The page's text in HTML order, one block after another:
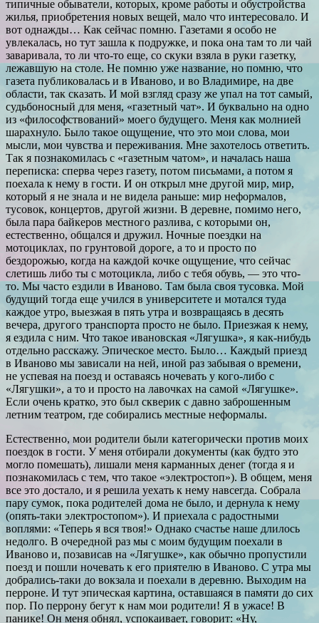
типичные обыватели, которых, кроме работы и обустройства
жилья, приобретения новых вещей, мало что интересовало. И
вот однажды… Как сейчас помню. Газетами я особо не
увлекалась, но тут зашла к подружке, и пока она там то ли чай
заваривала, то ли что-то еще, со скуки взяла в руки газетку,
лежавшую на столе. Не помню уже название, но помню, что
газета публиковалась и в Иваново, и во Владимире, на две
области, так сказать. И мой взгляд сразу же упал на тот самый,
судьбоносный для меня, «газетный чат». И буквально на одно
из «философствований» моего будущего. Меня как молнией
шарахнуло. Было такое ощущение, что это мои слова, мои
мысли, мои чувства и переживания. Мне захотелось ответить.
Так я познакомилась с «газетным чатом», и началась наша
переписка: сперва через газету, потом письмами, а потом я
поехала к нему в гости. И он открыл мне другой мир, мир,
который я не знала и не видела раньше: мир неформалов,
тусовок, концертов, другой жизни. В деревне, помимо него,
была пара байкеров местного разлива, с которыми он,
естественно, общался и дружил. Ночные поездки на
мотоциклах, по грунтовой дороге, а то и просто по
бездорожью, когда на каждой кочке ощущение, что сейчас
слетишь либо ты с мотоцикла, либо с тебя обувь, — это что-
то. Мы часто ездили в Иваново. Там была своя тусовка. Мой
будущий тогда еще учился в университете и мотался туда
каждое утро, выезжая в пять утра и возвращаясь в десять
вечера, другого транспорта просто не было. Приезжая к нему,
я ездила с ним. Что такое ивановская «Лягушка», я как-нибудь
отдельно расскажу. Эпическое место. Было… Каждый приезд
в Иваново мы зависали на ней, иной раз забывая о времени,
не успевая на поезд и оставаясь ночевать у кого-либо с
«Лягушки», а то и просто на лавочках на самой «Лягушке».
Если очень кратко, это был скверик с давно заброшенным
летним театром, где собирались местные неформалы.
Естественно, мои родители были категорически против моих
поездок в гости. У меня отбирали документы (как будто это
могло помешать), лишали меня карманных денег (тогда я и
познакомилась с тем, что такое «электростоп»). В общем, меня
все это достало, и я решила уехать к нему навсегда. Собрала
пару сумок, пока родителей дома не было, и дернула к нему
(опять-таки электростопом»). И приехала с радостными
воплями: «Теперь я вся твоя!» Однако счастье наше длилось
недолго. В очередной раз мы с моим будущим поехали в
Иваново и, позависав на «Лягушке», как обычно пропустили
поезд и пошли ночевать к его приятелю в Иваново. С утра мы
добрались-таки до вокзала и поехали в деревню. Выходим на
перроне. И тут эпическая картина, оставшаяся в памяти до сих
пор. По перрону бегут к нам мои родители! Я в ужасе! В
панике! Он меня обнял, успокаивает, говорит: «Ну,